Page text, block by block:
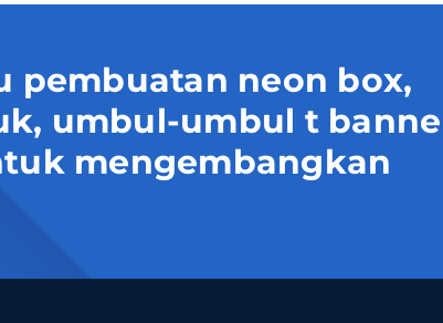
pembuatan neon box,
umbul-umbul t
mengembangkan